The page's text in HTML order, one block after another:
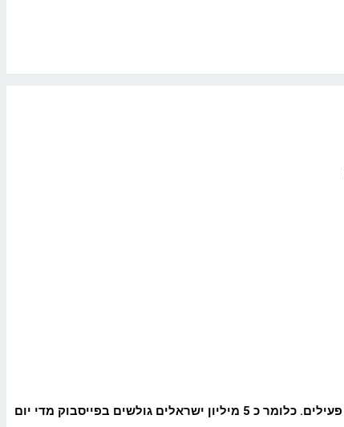
פייסבוק היא הרשת החברתית הגדולה בעולם עם כ 2 מיליארד משתמשים רשומים וגם בישראל היא המובילה עם מעל 5 מיליון חשבונות פעילים. כלומר כ 5 מיליון ישראלים גולשים בפייסבוק מדי יום